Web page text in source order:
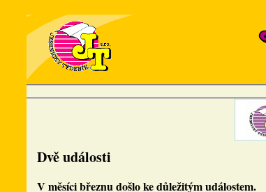
Dvě události
V měsíci březnu došlo ke důležitým událostem.